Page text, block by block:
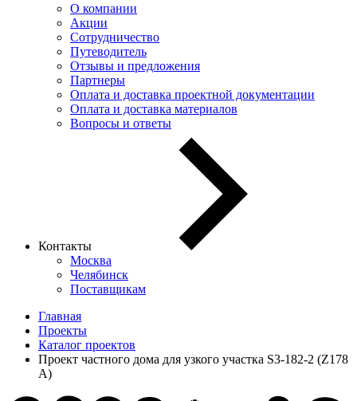
О компании
Акции
Сотрудничество
Путеводитель
Отзывы и предложения
Партнеры
Оплата и доставка проектной документации
Оплата и доставка материалов
Вопросы и ответы
Контакты
Москва
Челябинск
Поставщикам
Главная
Проекты
Каталог проектов
Проект частного дома для узкого участка S3-182-2 (Z178
A)